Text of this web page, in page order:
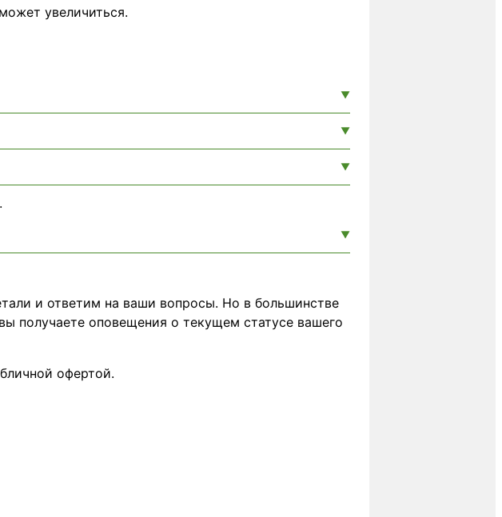
увеличиться.
и ответим на ваши вопросы. Но в большинстве
получаете оповещения о текущем статусе вашего
офертой.